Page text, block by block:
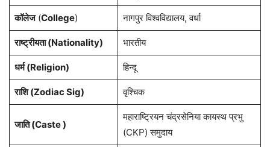
कॉलेज(College) नागपुर विश्वविद्यालय, वर्धा
राष्ट्रीयता (Nationality) भारतीय
धर्म (Religion) हिन्दू
राशि (Zodiac Sig) वृश्चिक
जाति (Caste )
महाराष्ट्रियन चंद्रसेनिया कायस्थ प्रभु
(CKP) समुदाय